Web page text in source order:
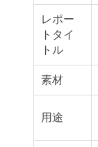
レポー
トタイ
トル
素材
用途